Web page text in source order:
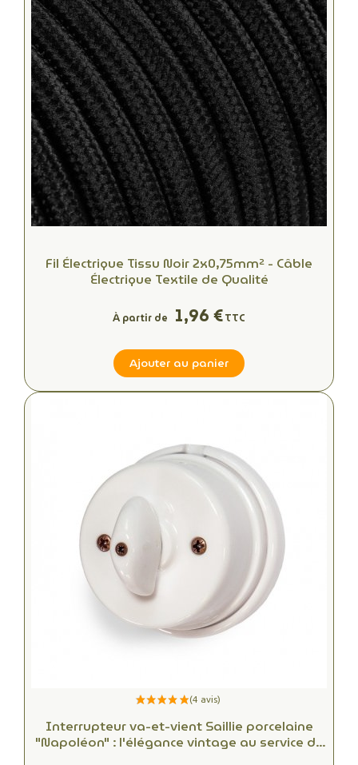
Fil Électrique Tissu Noir 2x0,75mm² - Câble
Électrique Textile de Qualité
À partir de 1,96 €TTC
Ajouter au panier
Interrupteur va-et-vient Saillie porcelaine
"Napoléon" : l'élégance vintage au service de